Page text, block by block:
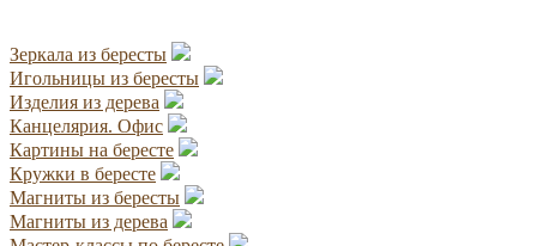
Зеркала из бересты
Игольницы из бересты
Изделия из дерева
Канцелярия. Офис
Картины на бересте
Кружки в бересте
Магниты из бересты
Магниты из дерева